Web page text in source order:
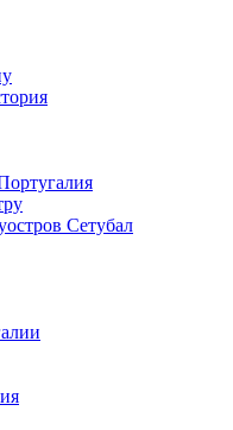
Сетубал